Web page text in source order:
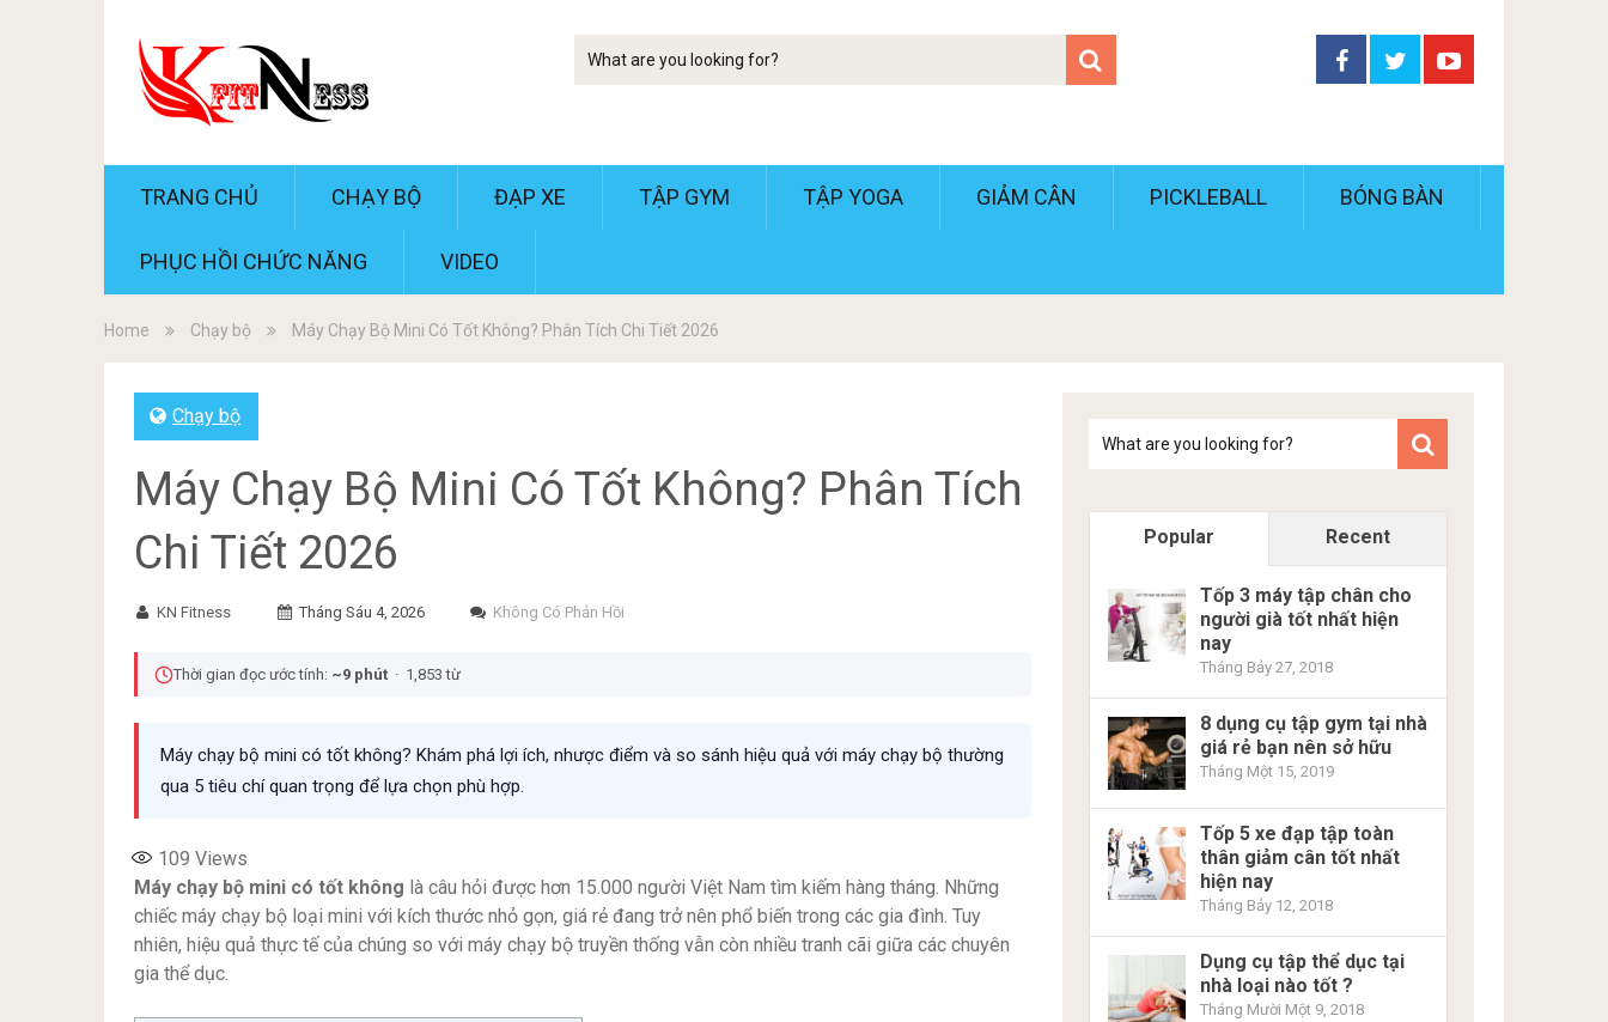
Tim
TRANG CHỦ CHẠY BỘ ĐẠP XE TẬP GYM TẬP YOGA GIẢM CÂN PICKLEBALL BÓNG BÀN
PHỤC HỒI CHỨC NĂNG VIDEO
Home Chạy bộ Máy Chạy Bộ Mini Có Tốt Không? Phân Tích Chi Tiết 2026
Chạy bộ
Máy Chạy Bộ Mini Có Tốt Không? Phân Tích
Chi Tiết 2026
KN Fitness Tháng Sáu 4, 2026 Không Có Phản Hồi
Thời gian đọc ước tính: ~9 phút · 1,853 từ
Máy chạy bộ mini có tốt không? Khám phá lợi ích, nhược điểm và so sánh hiệu quả với máy chạy bộ thường
qua 5 tiêu chí quan trọng để lựa chọn phù hợp.
109 Views
Máy chạy bộ mini có tốt không là câu hỏi được hơn 15.000 người Việt Nam tìm kiếm hàng tháng. Những
chiếc máy chạy bộ loại mini với kích thước nhỏ gọn, giá rẻ đang trở nên phổ biến trong các gia đình. Tuy
nhiên, hiệu quả thực tế của chúng so với máy chạy bộ truyền thống vẫn còn nhiều tranh cãi giữa các chuyên
gia thể dục.
kiem
Popular Recent
Tốp 3 máy tập chân cho
người già tốt nhất hiện
nay
Tháng Bảy 27, 2018
8 dụng cụ tập gym tại nhà
giá rẻ bạn nên sở hữu
Tháng Một 15, 2019
Tốp 5 xe đạp tập toàn
thân giảm cân tốt nhất
hiện nay
Tháng Bảy 12, 2018
Dụng cụ tập thể dục tại
nhà loại nào tốt ?
Tháng Mười Một 9, 2018